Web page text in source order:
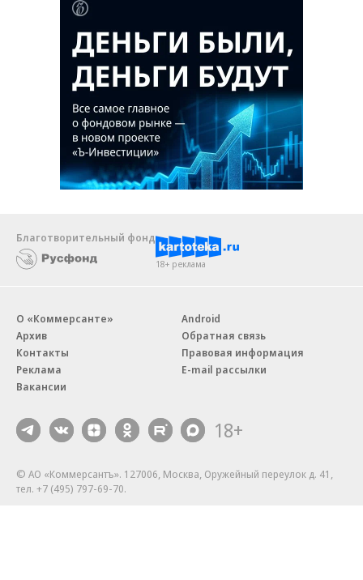
Благотворительный фонд
18+ реклама
О «Коммерсанте»
Архив
Контакты
Реклама
Вакансии
Android
Обратная связь
Правовая информация
E-mail рассылки
18+
© АО «Коммерсантъ». 127006, Москва, Оружейный переулок д. 41,
тел. +7 (495) 797-69-70.